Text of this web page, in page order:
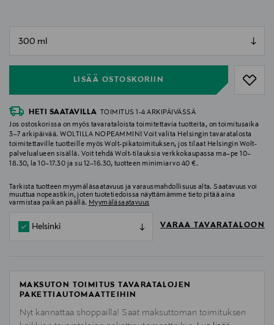
LISÄÄ OSTOSKORIIN
HETI SAATAVILLA
TOIMITUS 1-4 ARKIPÄIVÄSSÄ
Jos ostoskorissa on myös tavarataloista toimitettavia tuotteita, on toimitusaika
3–7 arkipäivää. WOLTILLA NOPEAMMIN! Voit valita Helsingin tavaratalosta
toimitettaville tuotteille myös Wolt-pikatoimituksen, jos tilaat Helsingin Wolt-
palvelualueen sisällä. Voit tehdä Wolt-tilauksia verkkokaupassa ma–pe 10–
18.30, la 10–17.30 ja su 12–16.30, tuotteen minimiarvo 40 €.
Tarkista tuotteen myymäläsaatavuus ja varausmahdollisuus alta. Saatavuus voi
muuttua nopeastikin, joten tuotetiedoissa näyttämämme tieto pitää aina
varmistaa paikan päällä. Myymäläsaatavuus
Helsinki VARAA TAVARATALOON
MAKSUTON TOIMITUS TAVARATALOJEN
PAKETTIAUTOMAATTEIHIN
Nyt kannattaa shoppailla! Saat maksuttoman toimituksen